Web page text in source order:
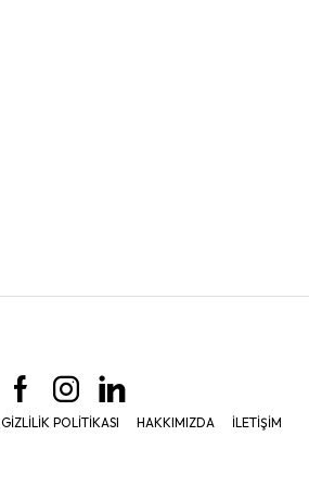
GIZLILIK POLITIKASI HAKKIMIZDA İLETIŞIM